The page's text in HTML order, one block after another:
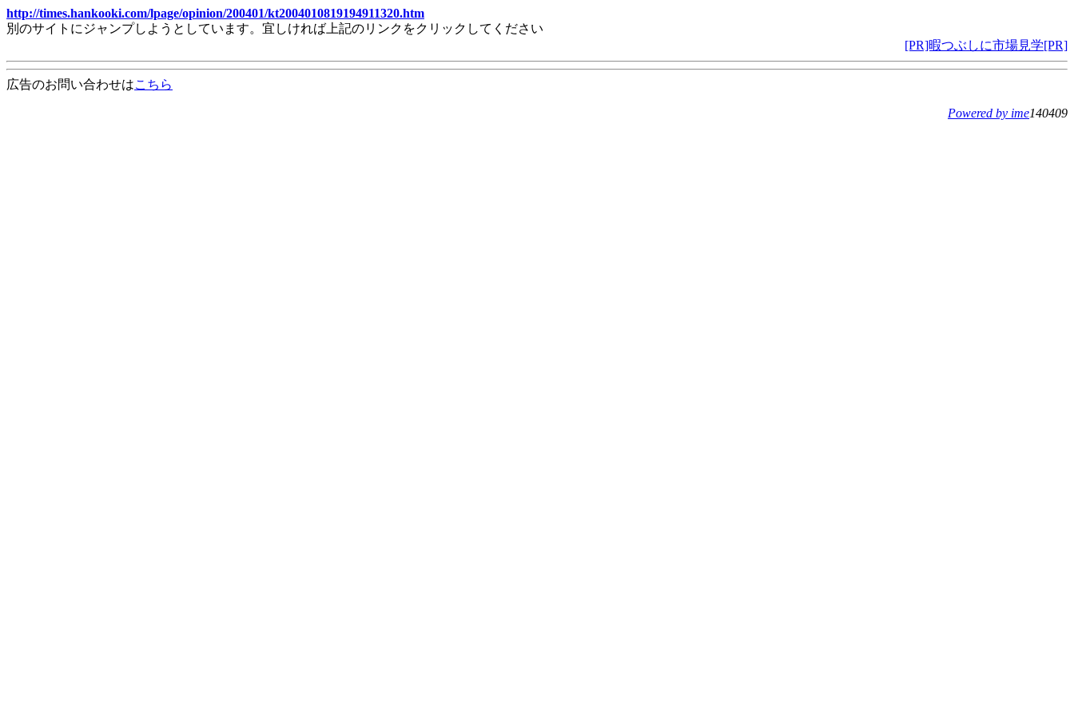
http://times.hankooki.com/lpage/opinion/200401/kt2004010819194911320.htm
別のサイトにジャンプしようとしています。宜しければ上記のリンクをクリックしてください
[PR]暇つぶしに市場見学[PR]
広告のお問い合わせはこちら
Powered by ime140409